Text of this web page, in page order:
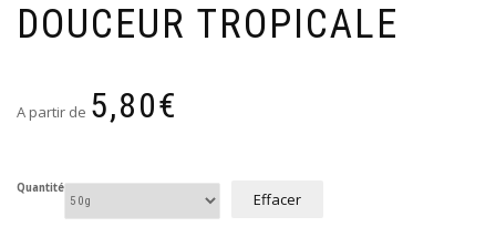
DOUCEUR TROPICALE
A partir de 5,80€
Quantité
Effacer